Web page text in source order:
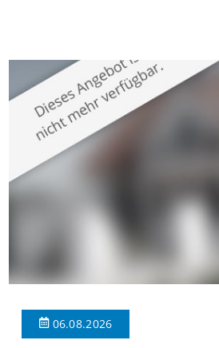
großzügige Räume und eine
modernen Wohnkomfort mit einem
verbindet. Der […]
06.08.2026